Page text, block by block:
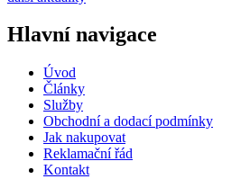
Hlavní navigace
Úvod
Články
Služby
Obchodní a dodací podmínky
Jak nakupovat
Reklamační řád
Kontakt